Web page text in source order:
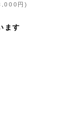
円 )
ます